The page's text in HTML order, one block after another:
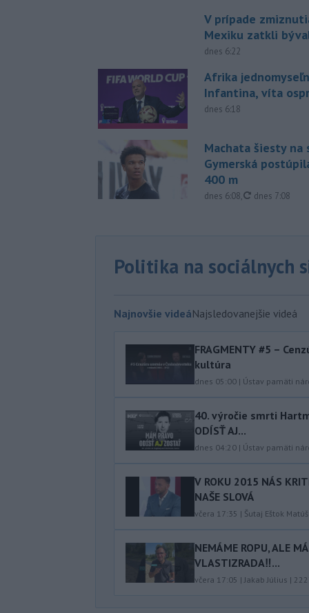
V prípade
Mexiku zatkli
dnes 6:22
Afrika
Infantina, víta
dnes 6:18
Machata šiesty na
Gymerská
400 m
dnes 6:08, aktualizované
dnes 7:08
Politika na sociálnych
Najnovšie videáNajsledovanejšie videá
FRAGMENTY #5 –
kultúra
dnes 05:00 | Ústav pamäti
40.⁠ ⁠výročie smrti
ODÍSŤ AJ...
dnes 04:20 | Ústav pamäti
V ROKU 2015 NÁS
NAŠE SLOVÁ
včera 17:35 | Šutaj Eštok Matúš
NEMÁME ROPU, ALE
VLASTIZRADA‼️...
včera 17:05 | Jakab Július |